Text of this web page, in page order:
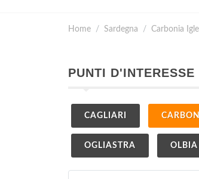
Home Sardegna Carbonia
PUNTI
CAGLIARI
OGLIASTRA